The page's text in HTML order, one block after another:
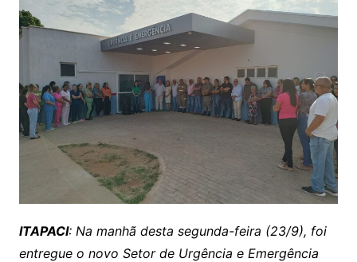
ITAPACI: Na manhã desta segunda-feira (23/9), foi
entregue o novo Setor de Urgência e Emergência